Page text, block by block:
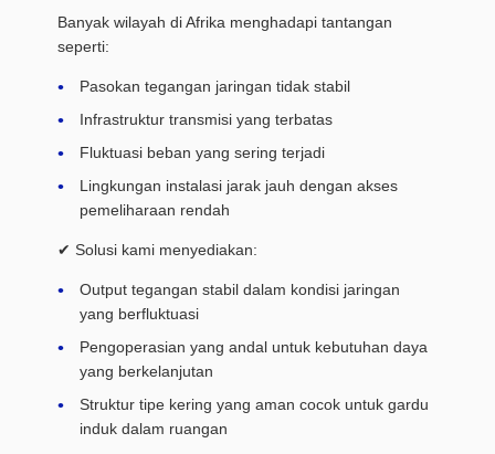
Banyak wilayah di Afrika menghadapi tantangan
seperti:
Pasokan tegangan jaringan tidak stabil
Infrastruktur transmisi yang terbatas
Fluktuasi beban yang sering terjadi
Lingkungan instalasi jarak jauh dengan akses
pemeliharaan rendah
✔ Solusi kami menyediakan:
Output tegangan stabil dalam kondisi jaringan
yang berfluktuasi
Pengoperasian yang andal untuk kebutuhan daya
yang berkelanjutan
Struktur tipe kering yang aman cocok untuk gardu
induk dalam ruangan